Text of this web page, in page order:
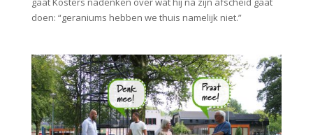
doen: “geraniums hebben we thuis namelijk niet.”